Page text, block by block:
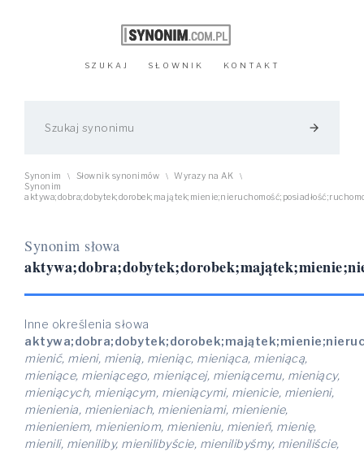
SZUKAJ SŁOWNIK KONTAKT
arrow_forward
Synonim \ Słownik synonimów \ Wyrazy na AK \
Synonim
Synonim słowa
Inne określenia słowa
mienić, mieni, mienią, mieniąc, mieniąca, mieniącą,
mieniące, mieniącego, mieniącej, mieniącemu, mieniący,
mieniących, mieniącym, mieniącymi, mienicie, mienieni,
mienienia, mienieniach, mienieniami, mienienie,
mienieniem, mienieniom, mienieniu, mienień, mienię,
mienili, mieniliby, mienilibyście, mienilibyśmy, mieniliście,